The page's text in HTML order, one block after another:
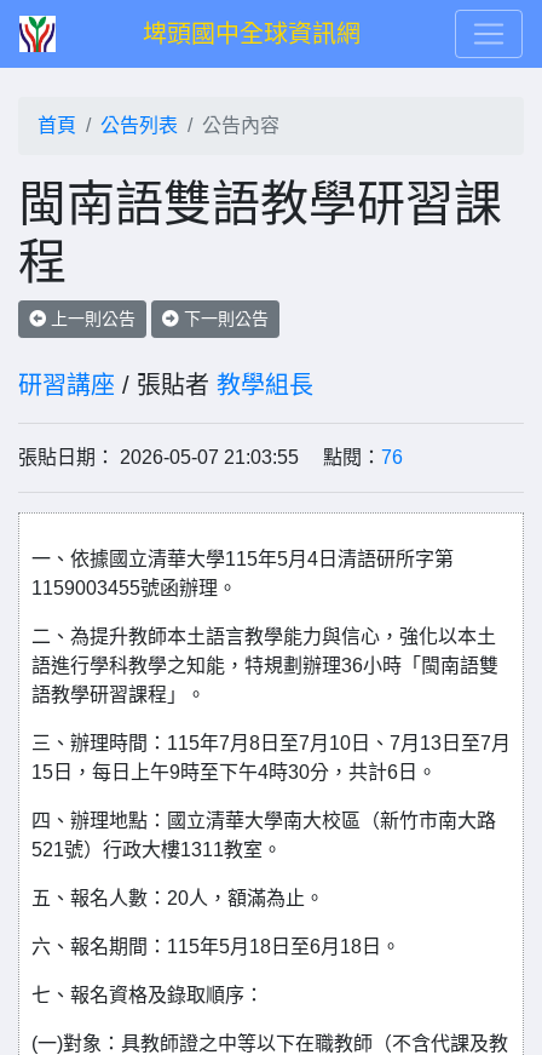
埤頭國中全球資訊網
首頁 公告列表 公告內容
閩南語雙語教學研習課
程
上一則公告 下一則公告
研習講座 / 張貼者 教學組長
張貼日期： 2026-05-07 21:03:55 點閱： 76
一、依據國立清華大學115年5月4日清語研所字第
1159003455號函辦理。
二、為提升教師本土語言教學能力與信心，強化以本土
語進行學科教學之知能，特規劃辦理36小時「閩南語雙
語教學研習課程」。
三、辦理時間：115年7月8日至7月10日、7月13日至7月
15日，每日上午9時至下午4時30分，共計6日。
四、辦理地點：國立清華大學南大校區（新竹市南大路
521號）行政大樓1311教室。
五、報名人數：20人，額滿為止。
六、報名期間：115年5月18日至6月18日。
七、報名資格及錄取順序：
(一)對象：具教師證之中等以下在職教師（不含代課及教